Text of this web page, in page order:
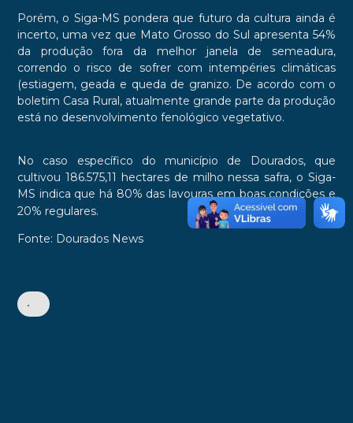
Porém, o Siga-MS pondera que futuro da cultura ainda é
incerto, uma vez que Mato Grosso do Sul apresenta 54%
da produção fora da melhor janela de semeadura,
correndo o risco de sofrer com intempéries climáticas
(estiagem, geada e queda de granizo. De acordo com o
boletim Casa Rural, atualmente grande parte da produção
está no desenvolvimento fenológico vegetativo.
No caso específico do município de Dourados, que
cultivou 186.575,11 hectares de milho nessa safra, o Siga-
MS indica que há 80% das lavouras em boas condições e
20% regulares.
Fonte: Dourados News
•